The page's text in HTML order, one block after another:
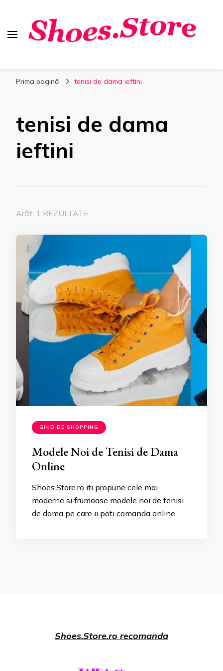
Shoes.Store.ro
Prima pagină tenisi de dama ieftini
tenisi de dama
ieftini
Arăt: 1 REZULTATE
GHID DE SHOPPING
Modele Noi de Tenisi de Dama
Online
Shoes.Store.ro iti propune cele mai
moderne si frumoase modele noi de tenisi
de dama pe care ii poti comanda online.
Shoes.Store.ro recomanda